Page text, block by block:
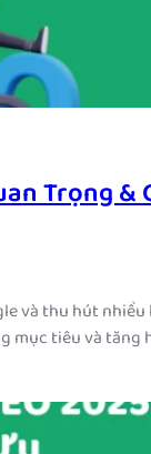
Trọng
và thu hút
tiêu và tăng